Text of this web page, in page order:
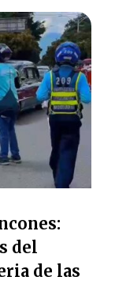
del
de las